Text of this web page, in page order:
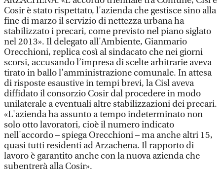
Cosir è stato rispettato, l'azienda che gestisce sino alla
fine di marzo il servizio di nettezza urbana ha
stabilizzato i precari, come previsto nel piano siglato
nel 2013». Il delegato all'Ambiente, Gianmario
Orecchioni, replica così al sindacato che nei giorni
scorsi, accusando l’impresa di scelte arbitrarie aveva
tirato in ballo l’amministrazione comunale. In attesa
di risposte esaustive in tempi brevi, la Cisl aveva
diffidato il consorzio Cosir dal procedere in modo
unilaterale a eventuali altre stabilizzazioni dei precari.
«L'azienda ha assunto a tempo indeterminato non
solo otto lavoratori, cioè il numero indicato
nell'accordo – spiega Orecchioni – ma anche altri 15,
quasi tutti residenti ad Arzachena. Il rapporto di
lavoro è garantito anche con la nuova azienda che
subentrerà alla Cosir».